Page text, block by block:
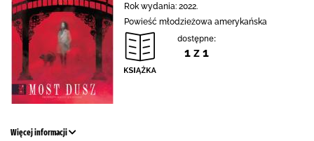
Rok wydania: 2022.
Powieść młodzieżowa amerykańska
dostępne:
1 z 1
Więcej informacji